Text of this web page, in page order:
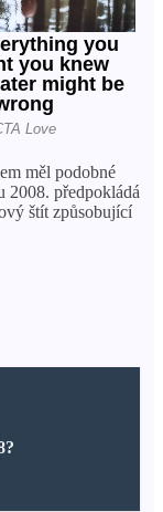
měl podobné
2008. předpokládá
štít způsobující